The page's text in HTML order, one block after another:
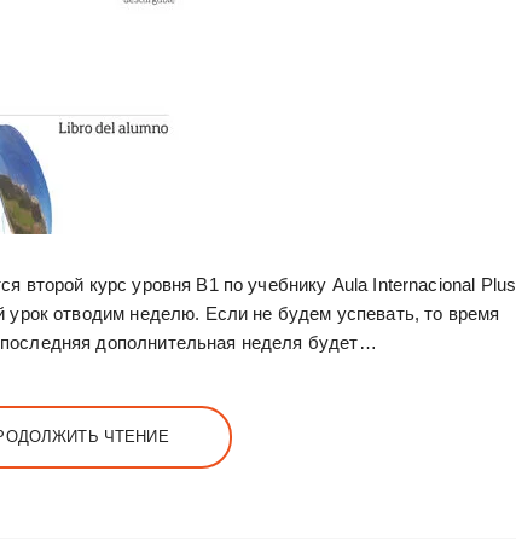
второй курс уровня В1 по учебнику Aula Internacional Plus
урок отводим неделю. Если не будем успевать, то время
дополнительная неделя будет…
ЧТЕНИЕ